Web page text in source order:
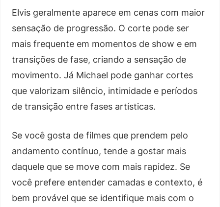
Elvis geralmente aparece em cenas com maior
sensação de progressão. O corte pode ser
mais frequente em momentos de show e em
transições de fase, criando a sensação de
movimento. Já Michael pode ganhar cortes
que valorizam silêncio, intimidade e períodos
de transição entre fases artísticas.
Se você gosta de filmes que prendem pelo
andamento contínuo, tende a gostar mais
daquele que se move com mais rapidez. Se
você prefere entender camadas e contexto, é
bem provável que se identifique mais com o